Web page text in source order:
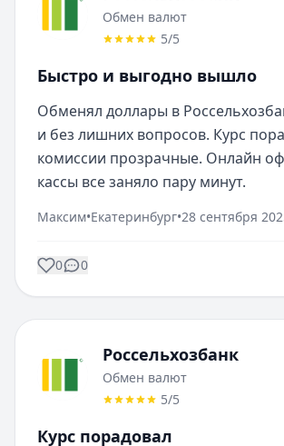
Обмен валют
5/5
Быстро и выгодно вышло
Обменял доллары в
и без лишних вопросов. Курс
комиссии прозрачные. Онлайн
кассы все заняло пару минут.
Максим•Екатеринбург•28 сентября
0 0
Россельхозбанк
Обмен валют
5/5
Курс порадовал